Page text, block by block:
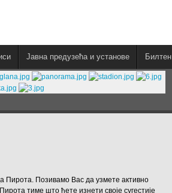
Јавна предузећа и установе Билтен
Пирота. Позивамо Вас да узмете активно
тиме што ћете изнети своје сугестије